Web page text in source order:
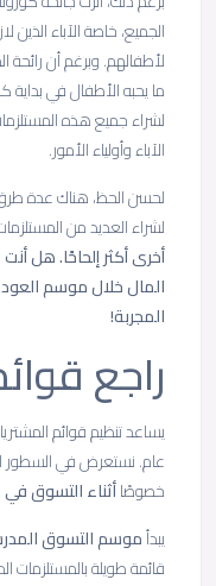
الجميع، خاصة الآباء الذين
لأطفالهم. وبرغم أن رائحة
ما يحبه الأطفال في بداية
لشراء جميع هذه
الآباء وأولياء الأمور.
لحسن الحظ، هناك عدة
لشراء العديد من
أخرى أكثر إلحاحًا. هل
المال خلال موسم
المجربة!
راجع
يساعد تنظيم قوائم
عام. نستعرض في السطور
خصوصًاأثناء التسوق
يبدأموسم التسوق
قائمة طويلة بالمستلزمات